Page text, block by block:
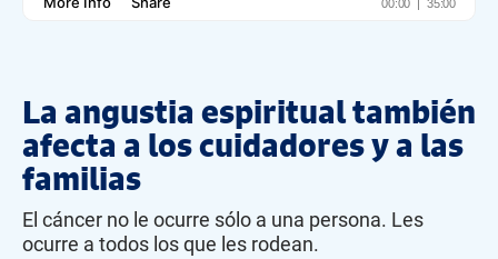
La angustia espiritual también
afecta a los cuidadores y a las
familias
El cáncer no le ocurre sólo a una persona. Les
ocurre a todos los que les rodean.